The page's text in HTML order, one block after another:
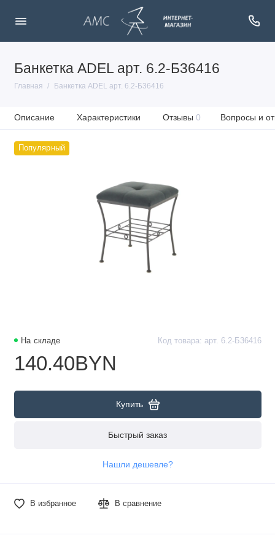
Банкетка ADEL арт. 6.2-Б36416
Главная Банкетка ADEL арт. 6.2-Б36416
Описание Характеристики Отзывы 0 Вопросы и
Популярный
На складе Код товара: арт. 6.2-Б36416
140.40BYN
Купить
Быстрый заказ
Нашли дешевле?
В избранное В сравнение